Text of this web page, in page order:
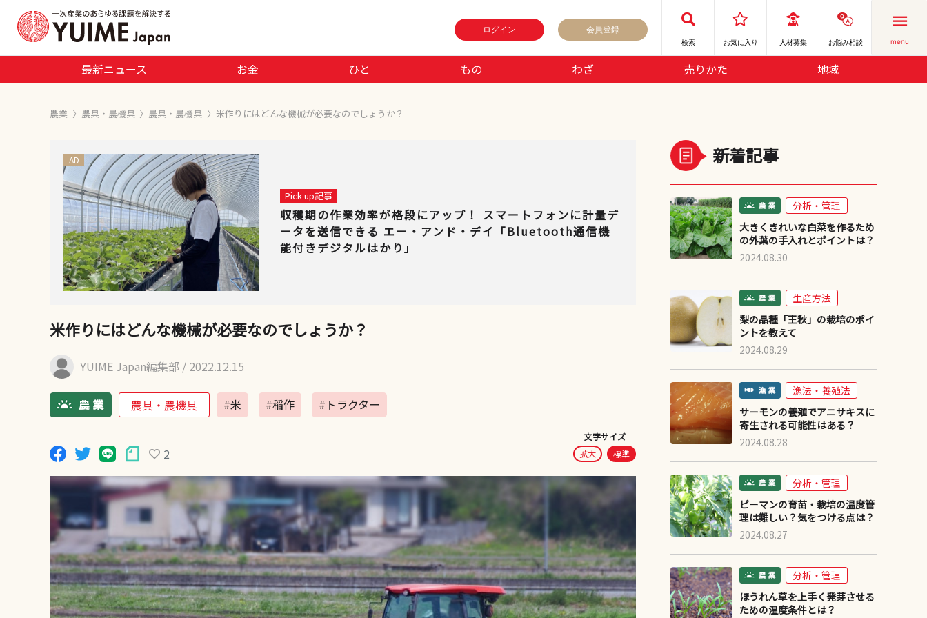
ログイン 会員登録
検索 お気に⼊り 人材募集 お悩み相談 menu
最新ニュース お金 ひと もの わざ 売りかた 地域
農業 〉 農具・農機具 〉 農具・農機具 〉 米作りにはどんな機械が必要なのでしょうか？
AD
Pick up記事
収穫期の作業効率が格段にアップ！ スマートフォンに計量デ
ータを送信できる エー・アンド・デイ「Bluetooth通信機
能付きデジタルはかり」
米作りにはどんな機械が必要なのでしょうか？
YUIME Japan編集部 / 2022.12.15
農具・農機具 #米 #稲作 #トラクター
2
文字サイズ
拡大
標準
新着記事
分析・管理
大きくきれいな白菜を作るため
の外葉の手入れとポイントは？
2024.08.30
生産方法
梨の品種「王秋」の栽培のポイ
ントを教えて
2024.08.29
漁法・養殖法
サーモンの養殖でアニサキスに
寄生される可能性はある？
2024.08.28
分析・管理
ピーマンの育苗・栽培の温度管
理は難しい？気をつける点は？
2024.08.27
分析・管理
ほうれん草を上手く発芽させる
ための温度条件とは？